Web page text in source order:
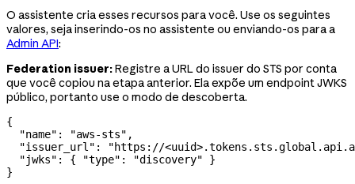
O assistente cria esses recursos para você. Use os seguintes
valores, seja inserindo-os no assistente ou enviando-os para a
Admin API:
Federation issuer:Registre a URL do issuer do STS por conta
que você copiou na etapa anterior. Ela expõe um endpoint JWKS
público, portanto use o modo de descoberta.
{
  "name"
: "aws-sts" ,
  "issuer_url"
:
"https://
  "jwks"
: { "type" : "discovery" }
}